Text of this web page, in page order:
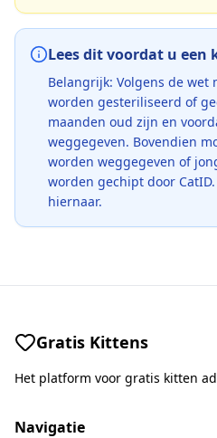
Lees dit voordat u
Belangrijk: Volgens de wet
worden gesteriliseerd of
maanden oud zijn en
weggegeven. Bovendien
worden weggegeven of
worden gechipt door
hiernaar.
Gratis Kittens
Het platform voor gratis kitten
Navigatie